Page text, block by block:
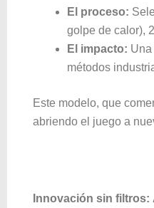
El proceso:
golpe de calor),
El impacto:
métodos
Este modelo, que
abriendo el juego a
Innovación sin filtros: